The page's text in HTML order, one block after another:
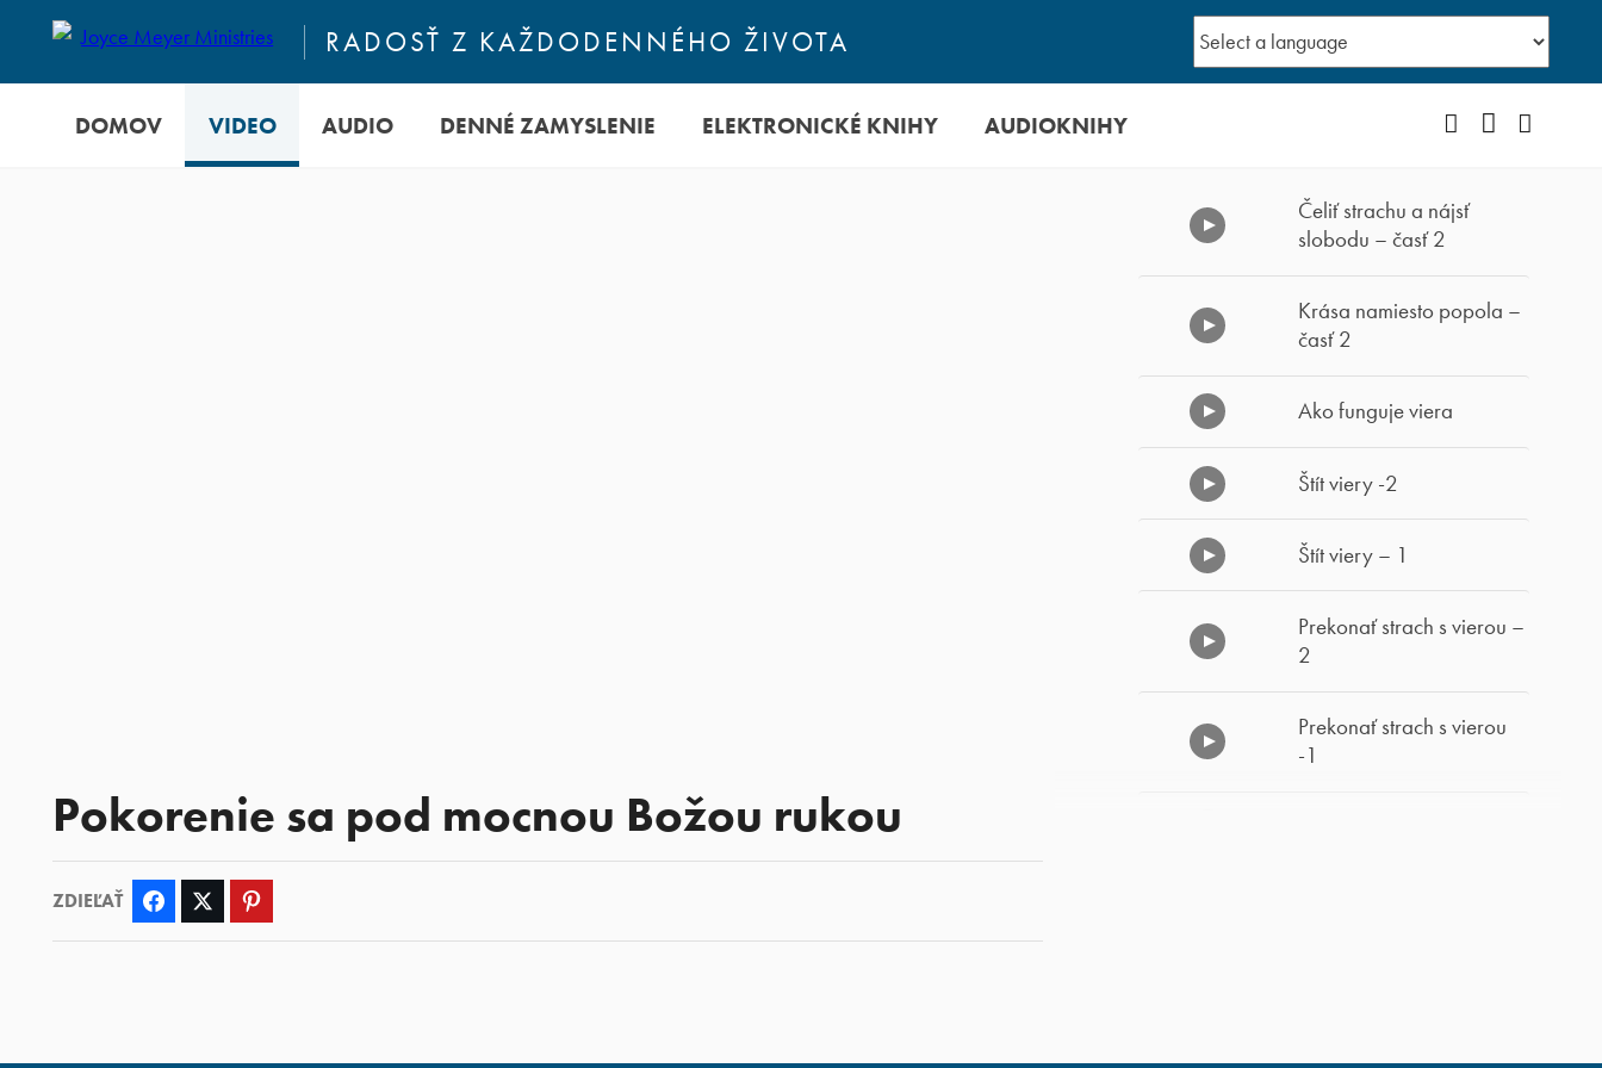
RADOSŤ Z KAŽDODENNÉHO ŽIVOTA
DOMOV VIDEO AUDIO DENNÉ ZAMYSLENIE ELEKTRONICKÉ KNIHY AUDIOKNIHY FacebookYouTube
Pokorenie sa pod mocnou Božou rukou
ZDIEĽAŤ Facebook Twitter
Čeliť strachu a nájsť
slobodu – časť 2
Krása namiesto popola –
časť 2
Ako funguje viera
Štít viery -2
Štít viery – 1
Prekonať strach s vierou –
2
Prekonať strach s vierou
-1